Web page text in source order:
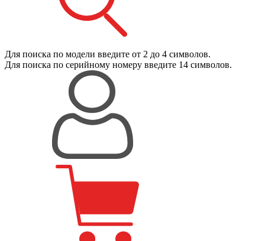
Для поиска по модели введите от 2 до 4 символов.
Для поиска по серийному номеру введите 14 символов.